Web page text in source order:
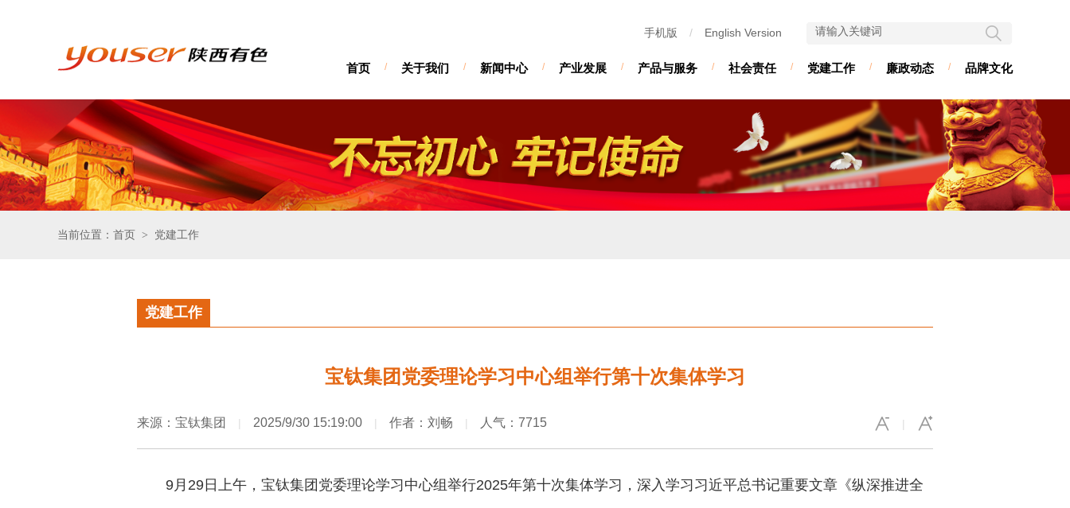
手机版 / English Version
首页 / 关于我们 / 新闻中心 / 产业发展 / 产品与服务 / 社会责任 / 党建工作 / 廉政动态 / 品牌文化
当前位置：首页 > 党建工作
党建工作
宝钛集团党委理论学习中心组举行第十次集体学习
|
来源：宝钛集团 | 2025/9/30 15:19:00 | 作者：刘畅 | 人气：7715
9月29日上午，宝钛集团党委理论学习中心组举行2025年第十次集体学习，深入学习习近平总书记重要文章《纵深推进全